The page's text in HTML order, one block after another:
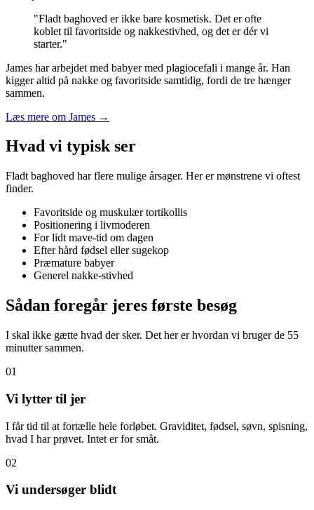
"Fladt baghoved er ikke bare kosmetisk. Det er ofte
koblet til favoritside og nakkestivhed, og det er dér vi
starter."
James har arbejdet med babyer med plagiocefali i mange år. Han
kigger altid på nakke og favoritside samtidig, fordi de tre hænger
sammen.
Læs mere om James →
Hvad vi typisk ser
Fladt baghoved har flere mulige årsager. Her er mønstrene vi oftest
finder.
Favoritside og muskulær tortikollis
Positionering i livmoderen
For lidt mave-tid om dagen
Efter hård fødsel eller sugekop
Præmature babyer
Generel nakke-stivhed
Sådan foregår jeres første besøg
I skal ikke gætte hvad der sker. Det her er hvordan vi bruger de 55
minutter sammen.
01
Vi lytter til jer
I får tid til at fortælle hele forløbet. Graviditet, fødsel, søvn, spisning,
hvad I har prøvet. Intet er for småt.
02
Vi undersøger blidt